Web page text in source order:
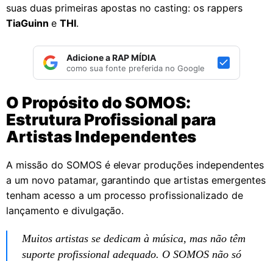
suas duas primeiras apostas no casting: os rappers
TiaGuinn e THI.
Adicione a RAP MÍDIA
como sua fonte preferida no Google
O Propósito do SOMOS:
Estrutura Profissional para
Artistas Independentes
A missão do SOMOS é elevar produções independentes
a um novo patamar, garantindo que artistas emergentes
tenham acesso a um processo profissionalizado de
lançamento e divulgação.
Muitos artistas se dedicam à música, mas não têm
suporte profissional adequado. O SOMOS não só